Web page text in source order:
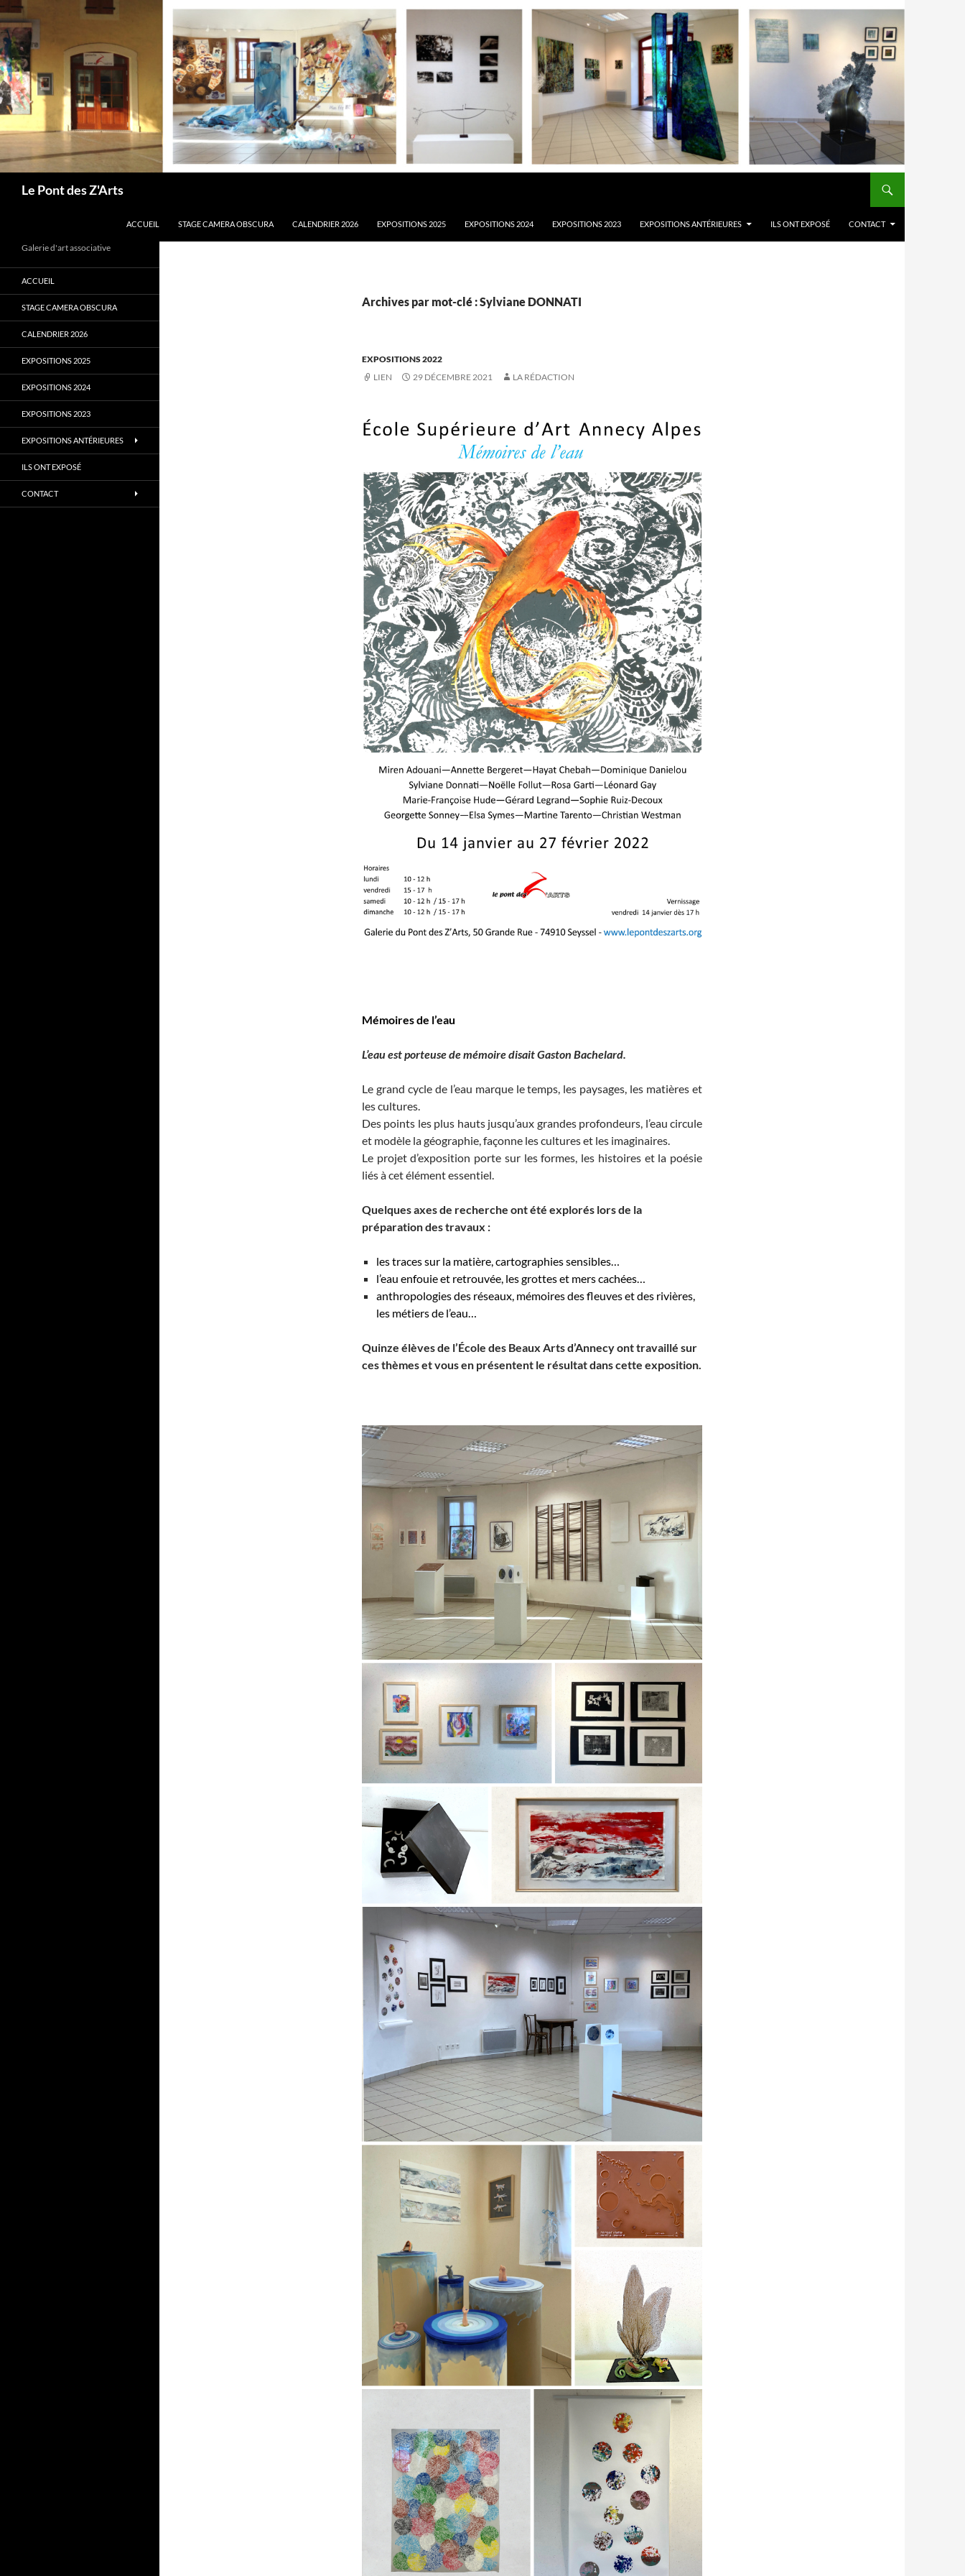
Aller
au
contenu
Le Pont des Z'Arts
ACCUEIL STAGE CAMERA OBSCURA CALENDRIER 2026 EXPOSITIONS 2025 EXPOSITIONS 2024 EXPOSITIONS 2023 EXPOSITIONS ANTÉRIEURES ILS ONT EXPOSÉ CONTACT
Archives par mot-clé : Sylviane DONNATI
EXPOSITIONS 2022
LIEN
29 DÉCEMBRE 2021 LA RÉDACTION
Mémoires de l’eau
L’eau est porteuse de mémoire disait Gaston Bachelard.
Le grand cycle de l’eau marque le temps, les paysages, les matières et
les cultures.
Des points les plus hauts jusqu’aux grandes profondeurs, l’eau circule
et modèle la géographie, façonne les cultures et les imaginaires.
Le projet d’exposition porte sur les formes, les histoires et la poésie
liés à cet élément essentiel.
Quelques axes de recherche ont été explorés lors de la
préparation des travaux :
les traces sur la matière, cartographies sensibles…
l’eau enfouie et retrouvée, les grottes et mers cachées…
anthropologies des réseaux, mémoires des fleuves et des rivières,
les métiers de l’eau…
Quinze élèves de l’École des Beaux Arts d’Annecy ont travaillé sur
ces thèmes et vous en présentent le résultat dans cette exposition.
Galerie d'art associative
ACCUEIL
STAGE CAMERA OBSCURA
CALENDRIER 2026
EXPOSITIONS 2025
EXPOSITIONS 2024
EXPOSITIONS 2023
EXPOSITIONS ANTÉRIEURES
ILS ONT EXPOSÉ
CONTACT